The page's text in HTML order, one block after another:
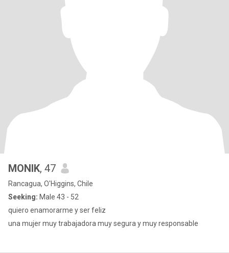
MONIK, 47
Rancagua, O'Higgins, Chile
Seeking: Male 43 - 52
quiero enamorarme y ser feliz
una mujer muy trabajadora muy segura y muy responsable